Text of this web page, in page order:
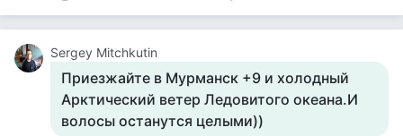
Sergey Mitchkutin
Приезжайте в Мурманск +9 и холодный
Арктический ветер Ледовитого океана.И
волосы останутся целыми))